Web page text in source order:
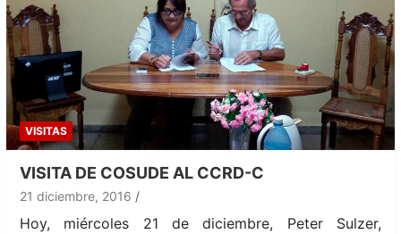
VISITAS
VISITA DE COSUDE AL CCRD-C
21 diciembre, 2016
Hoy, miércoles 21 de diciembre, Peter Sulzer,